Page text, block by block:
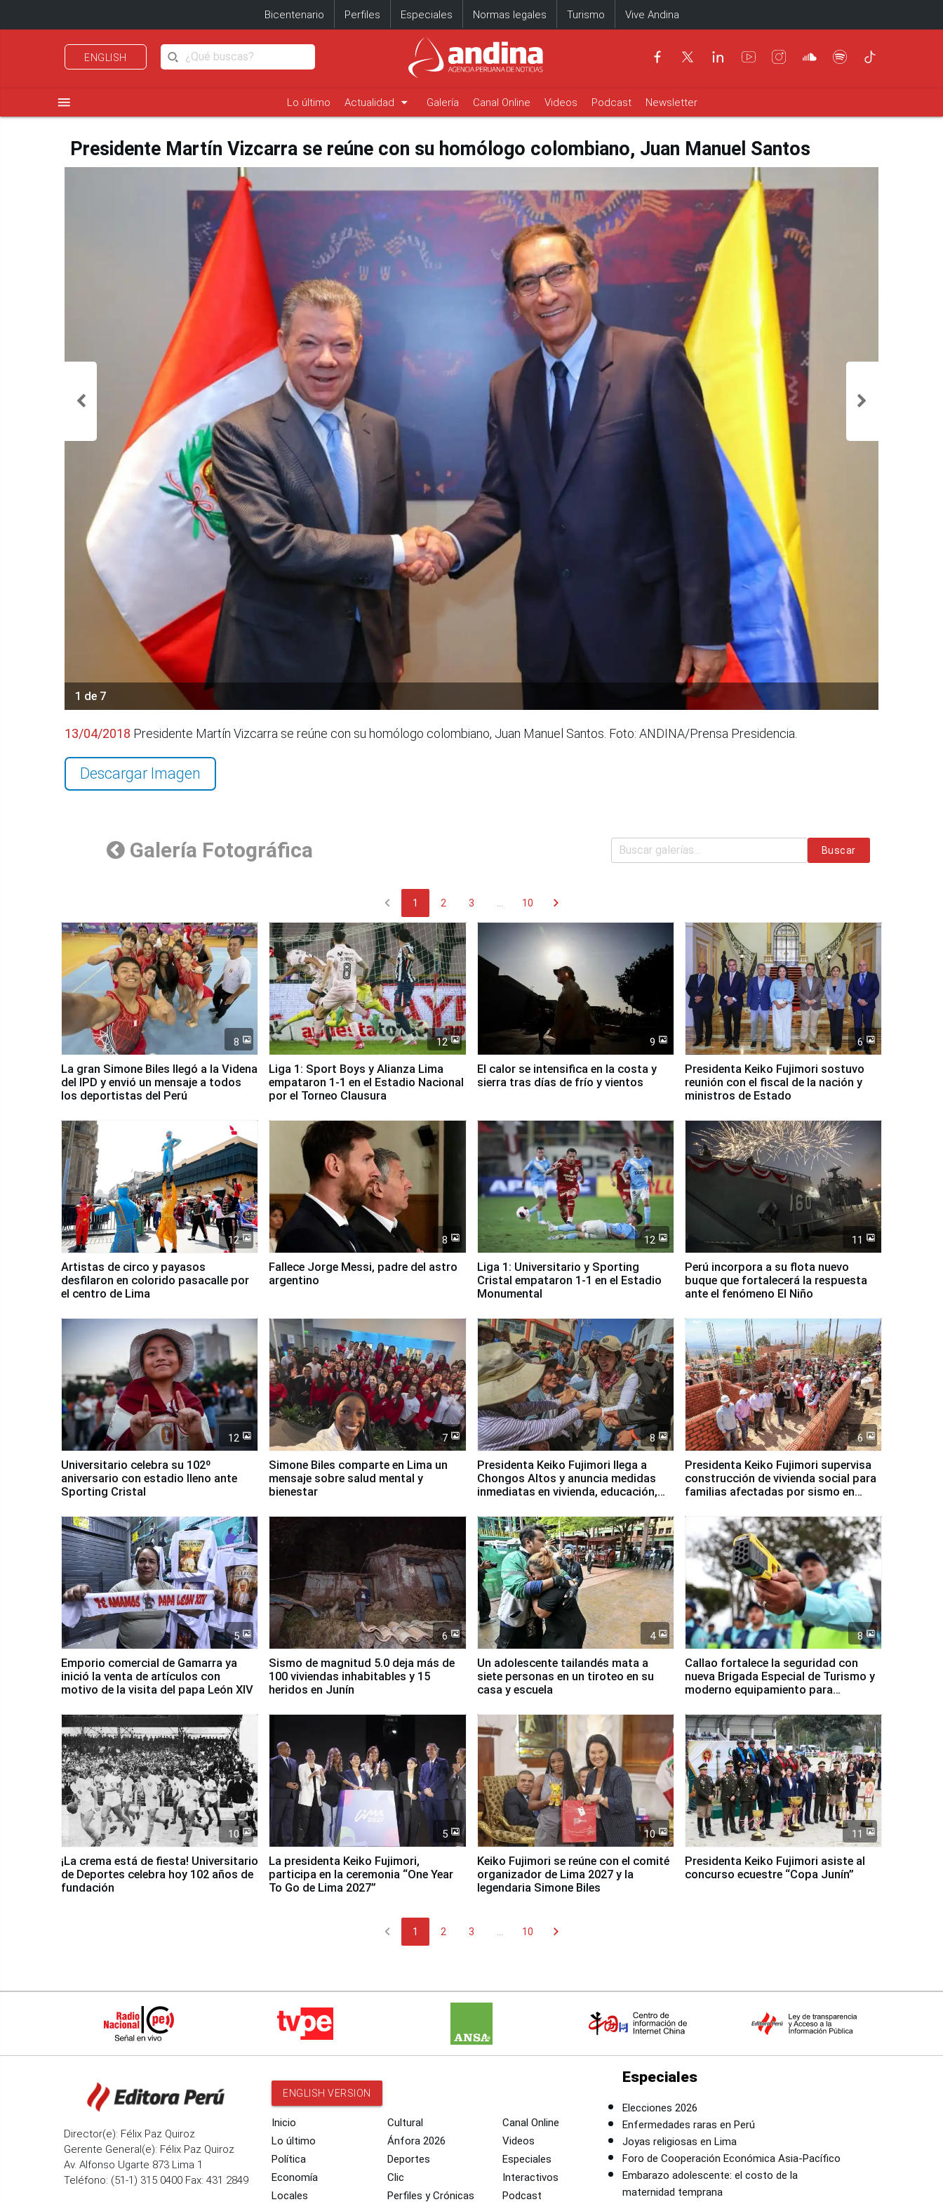
Bicentenario Perfiles Especiales Normas legales Turismo Vive Andina
ENGLISH
menu Lo último Actualidad arrow_drop_down Galería Canal Online Videos Podcast Newsletter
Presidente Martín Vizcarra se reúne con su homólogo colombiano, Juan Manuel Santos
1 de 7
13/04/2018 Presidente Martín Vizcarra se reúne con su homólogo colombiano, Juan Manuel Santos. Foto: ANDINA/Prensa Presidencia.
Descargar Imagen
Galería Fotográfica Buscar
chevron_left 1 2 3 10 chevron_right
8
La gran Simone Biles llegó a la Videna
del IPD y envió un mensaje a todos
los deportistas del Perú
12
Liga 1: Sport Boys y Alianza Lima
empataron 1-1 en el Estadio Nacional
por el Torneo Clausura
9
El calor se intensifica en la costa y
sierra tras días de frío y vientos
6
Presidenta Keiko Fujimori sostuvo
reunión con el fiscal de la nación y
ministros de Estado
12
Artistas de circo y payasos
desfilaron en colorido pasacalle por
el centro de Lima
8
Fallece Jorge Messi, padre del astro
argentino
12
Liga 1: Universitario y Sporting
Cristal empataron 1-1 en el Estadio
Monumental
11
Perú incorpora a su flota nuevo
buque que fortalecerá la respuesta
ante el fenómeno El Niño
12
Universitario celebra su 102º
aniversario con estadio lleno ante
Sporting Cristal
7
Simone Biles comparte en Lima un
mensaje sobre salud mental y
bienestar
8
Presidenta Keiko Fujimori llega a
Chongos Altos y anuncia medidas
inmediatas en vivienda, educación,
6
Presidenta Keiko Fujimori supervisa
construcción de vivienda social para
familias afectadas por sismo en
5
Emporio comercial de Gamarra ya
inició la venta de artículos con
motivo de la visita del papa León XIV
6
Sismo de magnitud 5.0 deja más de
100 viviendas inhabitables y 15
heridos en Junín
4
Un adolescente tailandés mata a
siete personas en un tiroteo en su
casa y escuela
8
Callao fortalece la seguridad con
nueva Brigada Especial de Turismo y
moderno equipamiento para
10
¡La crema está de fiesta! Universitario
de Deportes celebra hoy 102 años de
fundación
5
La presidenta Keiko Fujimori,
participa en la ceremonia “One Year
To Go de Lima 2027”
10
Keiko Fujimori se reúne con el comité
organizador de Lima 2027 y la
legendaria Simone Biles
11
Presidenta Keiko Fujimori asiste al
concurso ecuestre “Copa Junín”
chevron_left 1 2 3 10 chevron_right
Director(e): Félix Paz Quiroz
Gerente General(e): Félix Paz Quiroz
Av. Alfonso Ugarte 873 Lima 1
Teléfono: (51-1) 315 0400 Fax: 431 2849
ENGLISH VERSION
Inicio
Lo último
Política
Economía
Locales
Cultural
Ánfora 2026
Deportes
Clic
Perfiles y Crónicas
Canal Online
Videos
Especiales
Interactivos
Podcast
Especiales
Elecciones 2026
Enfermedades raras en Perú
Joyas religiosas en Lima
Foro de Cooperación Económica Asia-Pacífico
Embarazo adolescente: el costo de la
maternidad temprana